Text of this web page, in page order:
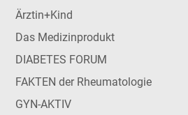
Ärztin+Kind
Das Medizinprodukt
DIABETES FORUM
FAKTEN der Rheumatologie
GYN-AKTIV